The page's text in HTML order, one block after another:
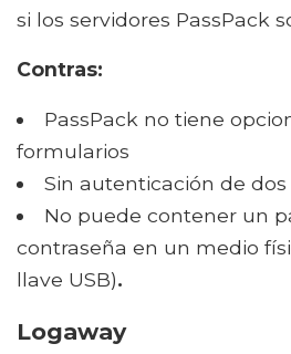
si los servidores PassPack
Contras:
PassPack no tiene
formularios
Sin autenticación de
No puede contener un
contraseña en un medio
llave USB).
Logaway